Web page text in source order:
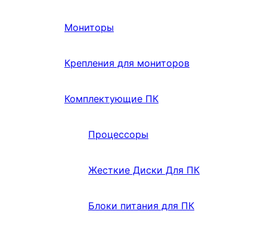
Мониторы
Крепления для мониторов
Комплектующие ПК
Процессоры
Жесткие Диски Для ПК
Блоки питания для ПК